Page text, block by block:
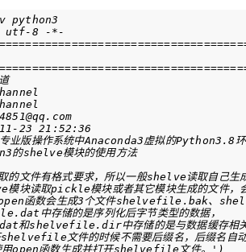
python3
utf-8 -*-
本文作者：安泽频道
模块功能：Python3的shelve模块的使用方法
文件有格式要求，所以一般shelve读取自己生
块读取pickle模块或者其它模块生成的文件，
函数会生成3个文件shelvefile.bak
中存储的是序列化后字节类型的数据，
shelvefile.dir中存储的是与数据缓存相关
文件的时候不需要后缀名，后缀名自
用open函数生成并打开shelvefile文件。' )